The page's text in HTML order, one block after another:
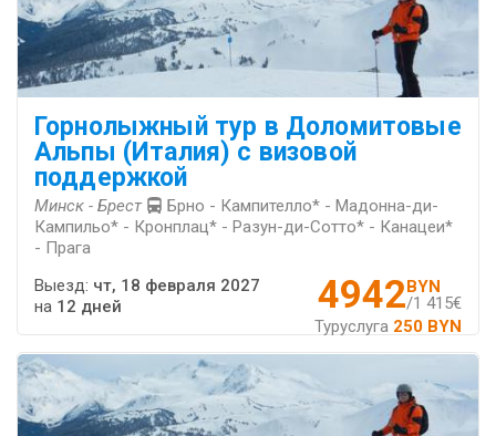
Горнолыжный тур в Доломитовые
Альпы (Италия) с визовой
поддержкой
Минск - Брест
Брно - Кампителло* - Мадонна-ди-
Кампильо* - Кронплац* - Разун-ди-Сотто* - Канацеи*
- Прага
4942BYN
/1 415€
Туруслуга 250 BYN
Выезд: чт, 18 февраля 2027
на 12 дней